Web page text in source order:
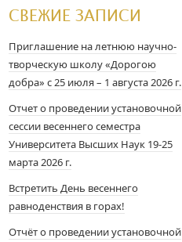
СВЕЖИЕ ЗАПИСИ
Приглашение на летнюю научно-
творческую школу «Дорогою
добра» с 25 июля – 1 августа 2026 г.
Отчет о проведении установочной
сессии весеннего семестра
Университета Высших Наук 19-25
марта 2026 г.
Встретить День весеннего
равноденствия в горах!
Отчёт о проведении установочной